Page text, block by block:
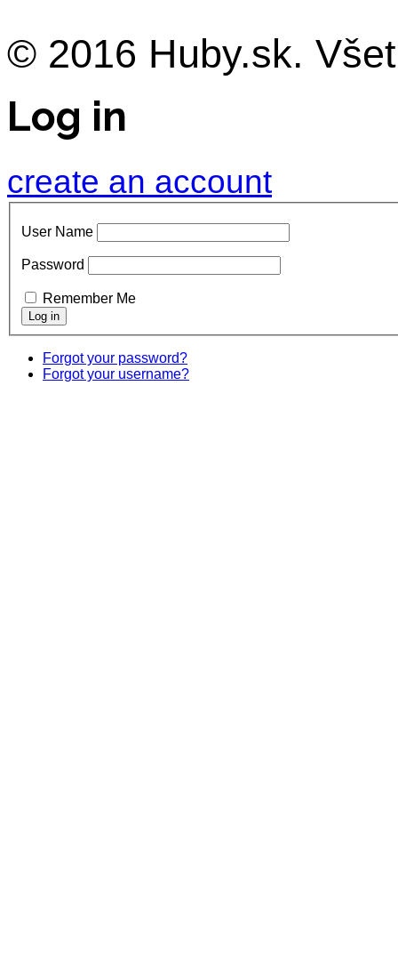
© 2016 Huby.sk.
Log in
create an account
User Name
Password
Remember Me
Forgot your password?
Forgot your username?